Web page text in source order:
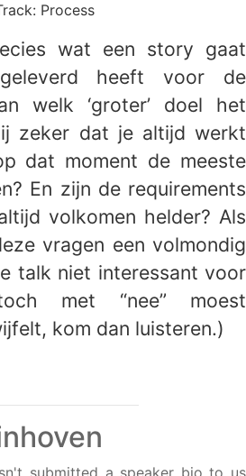
Process
wat een story gaat
heeft voor de
welk ‘groter’ doel het
zeker dat je altijd werkt
dat moment de meeste
En zijn de requirements
volkomen helder? Als
vragen een volmondig
talk niet interessant voor
met “nee” moest
kom dan luisteren.)
submitted a speaker bio to us